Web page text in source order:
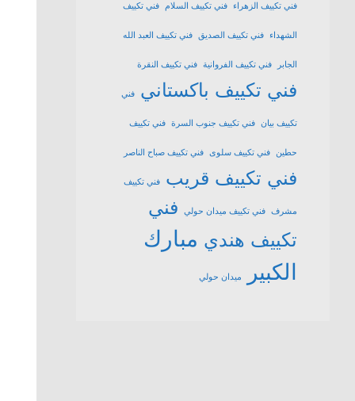
فني تكييف الزهراء فني تكييف السلام فني تكييف
الشهداء فني تكييف الصديق فني تكييف العبد الله
الجابر فني تكييف الفروانية فني تكييف النقرة
فني تكييف باكستاني فني
تكييف بيان فني تكييف جنوب السرة فني تكييف
حطين فني تكييف سلوى فني تكييف صباح الناصر
فني تكييف قريب فني تكييف
مشرف فني تكييف ميدان حولي
فني
تكييف هندي مبارك
الكبير
ميدان حولي